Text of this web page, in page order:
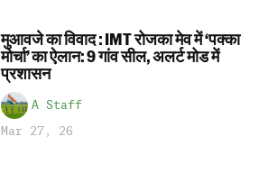
मुआवजे का विवाद : IMT रोजका मेव में ‘पक्का
मोर्चा’ का ऐलान: 9 गांव सील, अलर्ट मोड में
प्रशासन
A Staff
Mar 27, 26